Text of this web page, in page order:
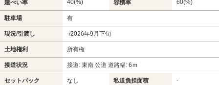
建ぺい率 40(%) 容積率 60(%)
駐車場 有
現況/引渡し -/2026年9月下旬
土地権利 所有権
接道状況 接道: 東南 公道 道路幅: 6ｍ
セットバック なし 私道負担面積 -